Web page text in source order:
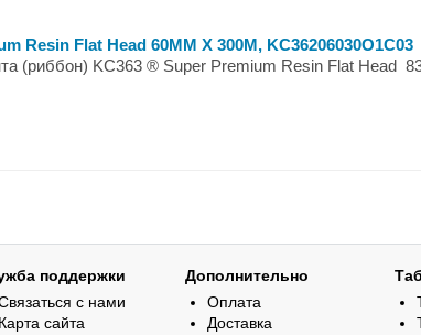
Resin Flat Head 60MM X 300M, KC36206030O1C03
(риббон) KC363 ® Super Premium Resin Flat Head
поддержки
с нами
Карта сайта
Дополнительно
Оплата
Доставка